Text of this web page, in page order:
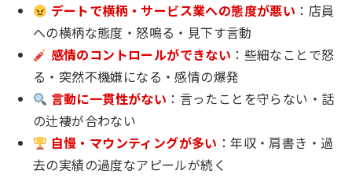
デートで横柄・サービス業への態度が悪い ：店員
への横柄な態度・怒鳴る・見下す言動
感情のコントロールができない ：些細なことで怒
る・突然不機嫌になる・感情の爆発
言動に一貫性がない ：言ったことを守らない・話
の辻褄が合わない
自慢・マウンティングが多い ：年収・肩書き・過
去の実績の過度なアピールが続く